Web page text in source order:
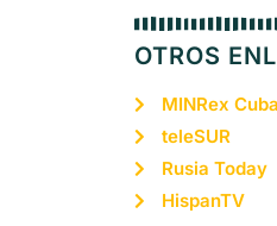
OTROS
MINRex Cuba
teleSUR
Rusia Today
HispanTV